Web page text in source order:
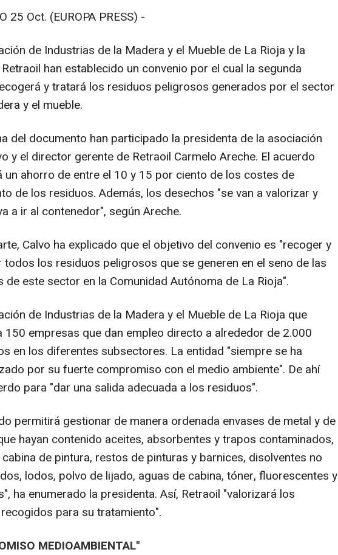
25 Oct. (EUROPA PRESS) -
de Industrias de la Madera y el Mueble de La Rioja y la
han establecido un convenio por el cual la segunda
y tratará los residuos peligrosos generados por el sector
y el mueble.
del documento han participado la presidenta de la asociación
y el director gerente de Retraoil Carmelo Areche. El acuerdo
un ahorro de entre el 10 y 15 por ciento de los costes de
de los residuos. Además, los desechos "se van a valorizar y
a ir al contenedor", según Areche.
Calvo ha explicado que el objetivo del convenio es "recoger y
todos los residuos peligrosos que se generen en el seno de las
de este sector en la Comunidad Autónoma de La Rioja".
de Industrias de la Madera y el Mueble de La Rioja que
150 empresas que dan empleo directo a alrededor de 2.000
en los diferentes subsectores. La entidad "siempre se ha
por su fuerte compromiso con el medio ambiente". De ahí
para "dar una salida adecuada a los residuos".
permitirá gestionar de manera ordenada envases de metal y de
hayan contenido aceites, absorbentes y trapos contaminados,
de pintura, restos de pinturas y barnices, disolventes no
lodos, polvo de lijado, aguas de cabina, tóner, fluorescentes y
ha enumerado la presidenta. Así, Retraoil "valorizará los
para su tratamiento".
MEDIOAMBIENTAL"